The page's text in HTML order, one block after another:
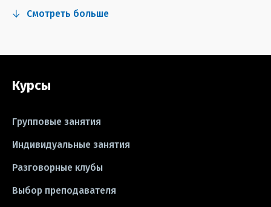
#grammar #writing #упражнения
#песни
#школа #игры
#CV #резюме
#idioms #эссе
Смотреть больше
Курсы
Групповые занятия
Индивидуальные занятия
Разговорные клубы
Выбор преподавателя